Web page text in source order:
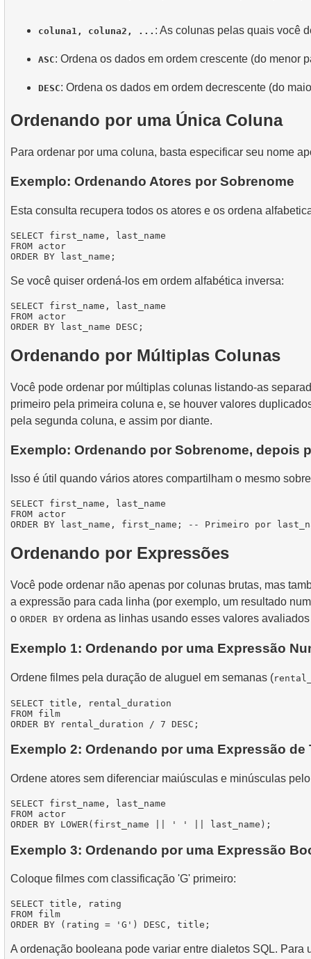
coluna1, coluna2, ... : As colunas pelas quais você
ASC: Ordena os dados em ordem crescente (do menor
DESC: Ordena os dados em ordem decrescente (do
Ordenando por uma Única Coluna
Para ordenar por uma coluna, basta especificar seu nome
Exemplo: Ordenando Atores por Sobrenome
Esta consulta recupera todos os atores e os ordena
SELECT first_name, last_name
FROM actor
Se você quiser ordená-los em ordem alfabética inversa:
SELECT first_name, last_name
FROM actor
Ordenando por Múltiplas Colunas
Você pode ordenar por múltiplas colunas listando-as
primeiro pela primeira coluna e, se houver valores
pela segunda coluna, e assim por diante.
Exemplo: Ordenando por Sobrenome, depois
Isso é útil quando vários atores compartilham o mesmo
SELECT first_name, last_name
FROM actor
Ordenando por Expressões
Você pode ordenar não apenas por colunas brutas, mas
a expressão para cada linha (por exemplo, um resultado
o ORDER BY ordena as linhas usando esses valores
Exemplo 1: Ordenando por uma Expressão
Ordene filmes pela duração de aluguel em semanas (
SELECT title, rental_duration
FROM film
Exemplo 2: Ordenando por uma Expressão de
Ordene atores sem diferenciar maiúsculas e minúsculas
SELECT first_name, last_name
FROM actor
Exemplo 3: Ordenando por uma Expressão
Coloque filmes com classificação 'G' primeiro:
SELECT title, rating
FROM film
A ordenação booleana pode variar entre dialetos SQL. Para